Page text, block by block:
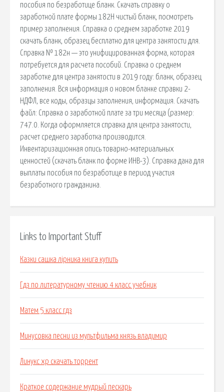
пособия по безработице бланк. Скачать справку о
заработной плате формы 182Н чистый бланк, посмотреть
пример заполнения. Справка о среднем заработке 2019
скачать бланк, образец бесплатно для центра занятости для.
Справка № 182н — это унифицированная форма, которая
потребуется для расчета пособий. Справка о среднем
заработке для центра занятости в 2019 году: бланк, образец
заполнения. Вся информация о новом бланке справки 2-
НДФЛ, все коды, образцы заполнения, информация. Скачать
файл: Справка о заработной плате за три месяца (размер:
747.0. Когда оформляется справка для центра занятости,
расчет среднего заработка производится.
Инвентаризационная опись товарно-материальных
ценностей (скачать бланк по форме ИНВ-3). Справка дана для
выплаты пособия по безработице в период участия
безработного гражданина.
Links to Important Stuff
Казки сашка лірника книга купить
Гдз по литературному чтению 4 класс учебник
Матем 5 класс гдз
Минусовка песни из мультфильма князь владимир
Линукс хр скачать торрент
Краткое содержание мудрый пескарь